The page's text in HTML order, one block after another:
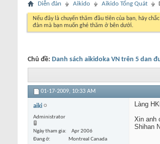
Diễn đàn Aikido Aikido Tổng Quát
Nếu đây là chuyến thăm đầu tiên của bạn, hãy
đàn mà bạn muốn ghé thăm ở bên dưới.
Chủ đề: Danh sách aikidoka VN trên 5 dan
01-17-2009, 10:33 AM
aiki
Administrator
Ngày tham gia
Apr 2006
Đang ở
Montreal Canada
Làng
Xin anh
Shihan